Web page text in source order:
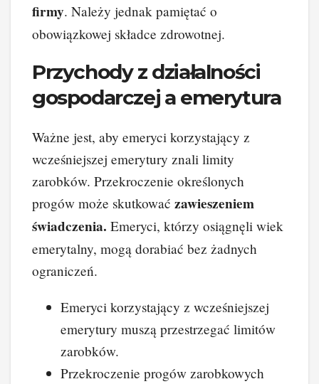
firmy. Należy jednak pamiętać o
obowiązkowej składce zdrowotnej.
Przychody z działalności
gospodarczej a emerytura
Ważne jest, aby emeryci korzystający z
wcześniejszej emerytury znali limity
zarobków. Przekroczenie określonych
progów może skutkować zawieszeniem
świadczenia. Emeryci, którzy osiągnęli wiek
emerytalny, mogą dorabiać bez żadnych
ograniczeń.
Emeryci korzystający z wcześniejszej
emerytury muszą przestrzegać limitów
zarobków.
Przekroczenie progów zarobkowych